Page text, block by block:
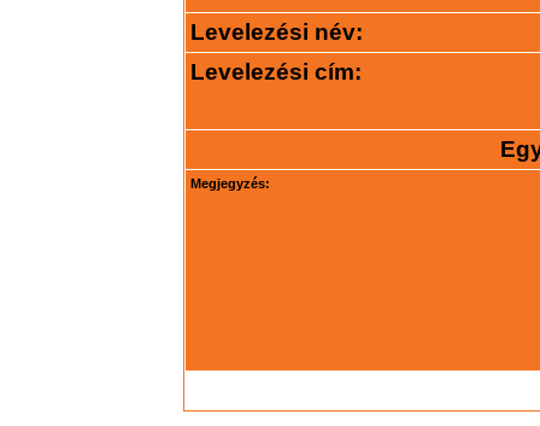
Levelezési név:
Levelezési cím:
Megjegyzés: